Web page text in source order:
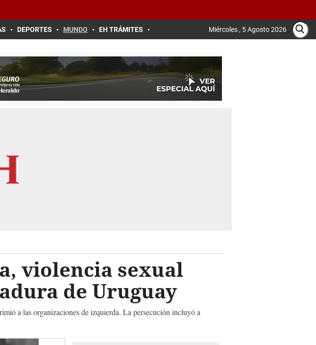
DEPORTES MUNDO EH TRÁMITES Miércoles , 5 Agosto 2026
violencia sexual
de Uruguay
a las organizaciones de izquierda. La persecución incluyó a